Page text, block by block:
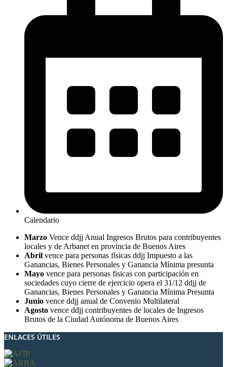
Calendario
Marzo Vence ddjj Anual Ingresos Brutos para contribuyentes
locales y de Arbanet en provincia de Buenos Aires
Abril vence para personas físicas ddjj Impuesto a las
Ganancias, Bienes Personales y Ganancia Mínima presunta
Mayo vence para personas fisicas con participación en
sociedades cuyo cierre de ejercicio opera el 31/12 ddjj de
Ganancias, Bienes Personales y Ganancia Mínima Presunta
Junio vence ddjj anual de Convenio Multilateral
Agosto vence ddjj contribuyentes de locales de Ingresos
Brutos de la Ciudad Autónoma de Buenos Aires
ENLACES ÚTILES